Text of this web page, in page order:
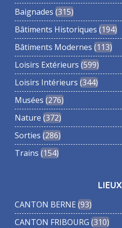
Baignades 315
Bâtiments Historiques 194
Bâtiments Modernes 113
Loisirs Extérieurs 599
Loisirs Intérieurs 344
Musées 276
Nature 372
Sorties 286
Trains 154
LIEUX
CANTON BERNE 93
CANTON FRIBOURG 310